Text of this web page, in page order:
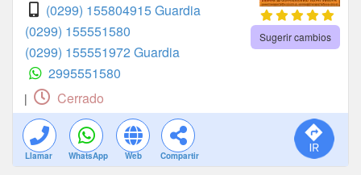
(0299) 155804915 Guardia
(0299) 155551580
(0299) 155551972 Guardia
2995551580
Sugerir cambios
| Cerrado
Llamar WhatsApp Web Compartir